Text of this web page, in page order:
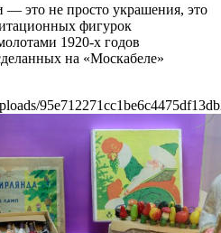
это не просто украшения, это
фигурок
1920-х годов
на «Москабеле»